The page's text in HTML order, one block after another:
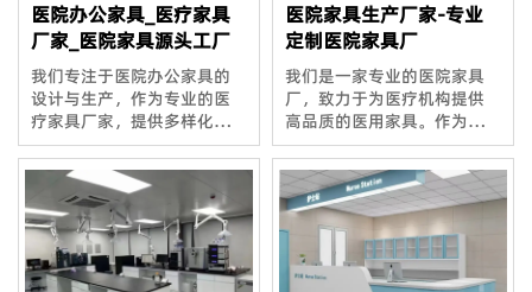
医院办公家具_医疗家具
厂家_医院家具源头工厂
我们专注于医院办公家具的
设计与生产，作为专业的医
疗家具厂家，提供多样化、
高品质的医院家具源头工厂
解决方案，满足现代医疗机
构对功能性与美观性的双重
需求。
医院家具生产厂家-专业
定制医院家具厂
我们是一家专业的医院家具
厂，致力于为医疗机构提供
高品质的医用家具。作为经
验丰富的医用家具生产厂
家，我们的产品涵盖各类医
院家具，确保满足医院环境
对功能性与安全性的高标准
需求。